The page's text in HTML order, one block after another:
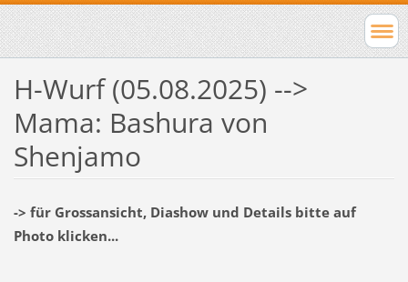
H-Wurf (05.08.2025) -->
Mama: Bashura von
Shenjamo
-> für Grossansicht, Diashow und Details bitte auf
Photo klicken...